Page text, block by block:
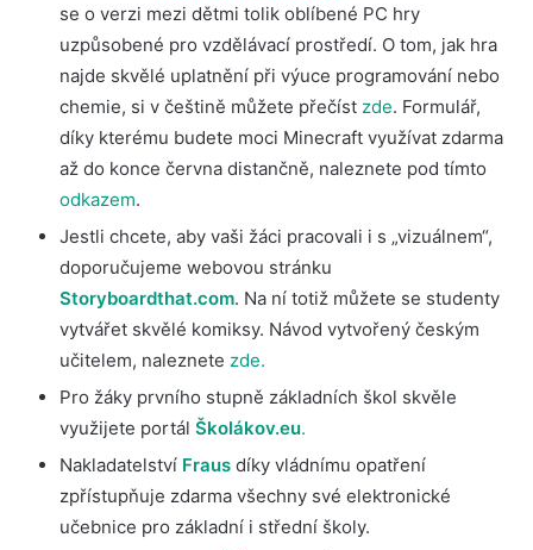
se o verzi mezi dětmi tolik oblíbené PC hry
uzpůsobené pro vzdělávací prostředí. O tom, jak hra
najde skvělé uplatnění při výuce programování nebo
chemie, si v češtině můžete přečíst zde. Formulář,
díky kterému budete moci Minecraft využívat zdarma
až do konce června distančně, naleznete pod tímto
odkazem.
Jestli chcete, aby vaši žáci pracovali i s „vizuálnem“,
doporučujeme webovou stránku
Storyboardthat.com. Na ní totiž můžete se studenty
vytvářet skvělé komiksy. Návod vytvořený českým
učitelem, naleznete zde.
Pro žáky prvního stupně základních škol skvěle
využijete portál Školákov.eu.
Nakladatelství Fraus díky vládnímu opatření
zpřístupňuje zdarma všechny své elektronické
učebnice pro základní i střední školy.